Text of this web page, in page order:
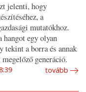
jelenti, hogy
a
mutatókhoz.
egy olyan
tekint a borra és annak
generáció.
tovább